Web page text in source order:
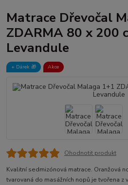
Matrace Dřevočal
ZDARMA 80 x 200
Levandule
+ Dárek️ 🎁 Akce
Ohodnotit produkt
Kvalitní sedmizónová matrace. Oranžová
tvarovaná do masážních nopů je tvořena z